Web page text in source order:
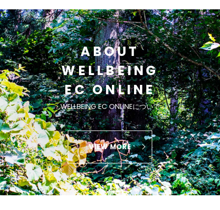
ABOUT
WELLBEING
EC ONLINE
WELLBEING EC ONLINEについて
VIEW MORE